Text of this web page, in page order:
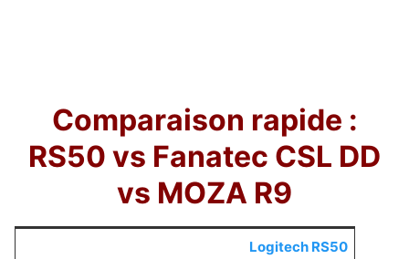
Comparaison rapide :
RS50 vs Fanatec CSL DD
vs MOZA R9
Logitech RS50